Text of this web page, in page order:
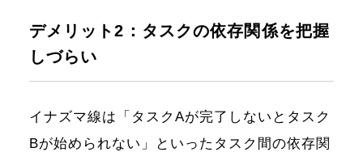
デメリット2：タスクの依存関係を把握
しづらい
イナズマ線は「タスクAが完了しないとタスク
Bが始められない」といったタスク間の依存関